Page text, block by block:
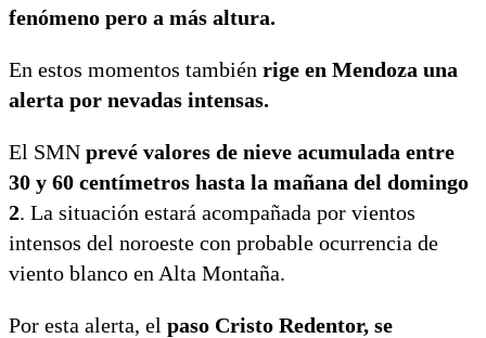
fenómeno pero a más altura.
En estos momentos también rige en Mendoza una
alerta por nevadas intensas.
El SMN prevé valores de nieve acumulada entre
30 y 60 centímetros hasta la mañana del domingo
2. La situación estará acompañada por vientos
intensos del noroeste con probable ocurrencia de
viento blanco en Alta Montaña.
Por esta alerta, el paso Cristo Redentor, se